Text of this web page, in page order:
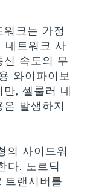
크는 가정
네트워크 사
신 속도의 무
와이파이보
, 셀룰러 네
발생하지
의 사이드워
다. 노르딕
트랜시버를